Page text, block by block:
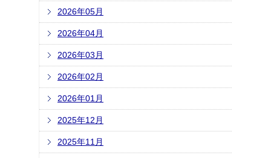
2026年05月
2026年04月
2026年03月
2026年02月
2026年01月
2025年12月
2025年11月